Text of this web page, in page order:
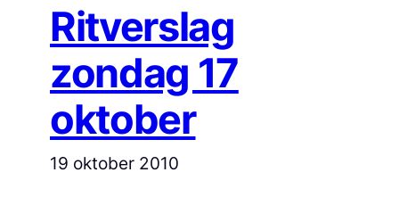
Ritverslag
zondag 17
oktober
19 oktober 2010